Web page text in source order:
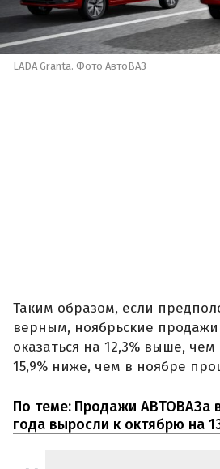
LADA Granta. Фото АвтоВАЗ
Таким образом, если
верным, ноябрьские
оказаться на 12,3% выше,
15,9% ниже, чем в ноябре
По теме: Продажи АВТОВАЗа
года выросли к октябрю на